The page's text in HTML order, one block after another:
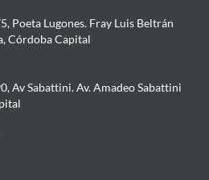
Poeta Lugones. Fray Luis Beltrán
Córdoba Capital
Av Sabattini. Av. Amadeo Sabattini